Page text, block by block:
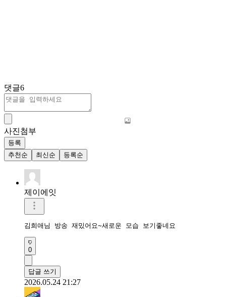
댓글6
사진첨부
등록
추천순
최신순 등록순
제이에잇
김희애님 방송 재밌어요~새로운 모습 보기좋네요
0
답글 쓰기
2026.05.24 21:27